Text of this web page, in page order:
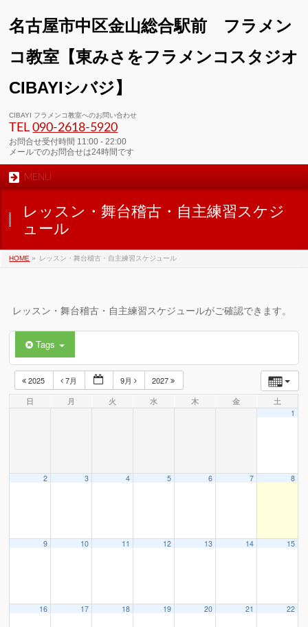
名古屋市中区金山総合駅前 フラメン
コ教室【東みさをフラメンコスタジオ
CIBAYIシバジ】
CIBAYI フラメンコ教室へのお問い合わせ
TEL090-2618‐5920
お問合せ受付時間 11:00 - 22:00
メールでのお問合せは24時間です
MENU
レッスン・舞台稽古・自主練習スケジ
ュール
HOME » レッスン・舞台稽古・自主練習スケジュール
レッスン・舞台稽古・自主練習スケジュールがご確認できます。
Tags
2025 7月 9月
2027
日
月 火 水 木 金 土
1
2 3 4 5 6 7 8
9 10 11 12 13 14 15
16 17 18 19 20 21 22